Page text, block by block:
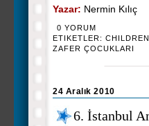
Yazar: Nermin Kılıç
0 YORUM
ETIKETLER:
ZAFER ÇOCUKLARI
24 Aralık 2010
6. İstanbul